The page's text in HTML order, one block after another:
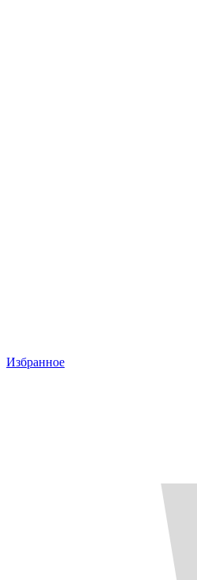
Избранное